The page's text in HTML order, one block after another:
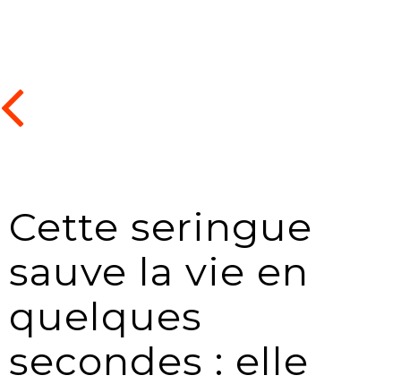
Cette seringue
sauve la vie en
quelques
secondes : elle